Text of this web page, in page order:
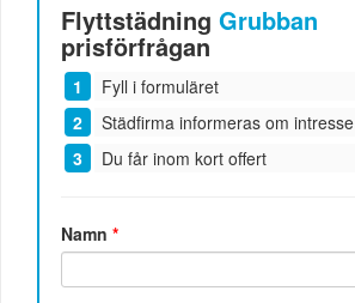
FlyttstädningGrubban
prisförfrågan
Fyll i formuläret
Städfirma informeras om intresse
Du får inom kort offert
Namn*